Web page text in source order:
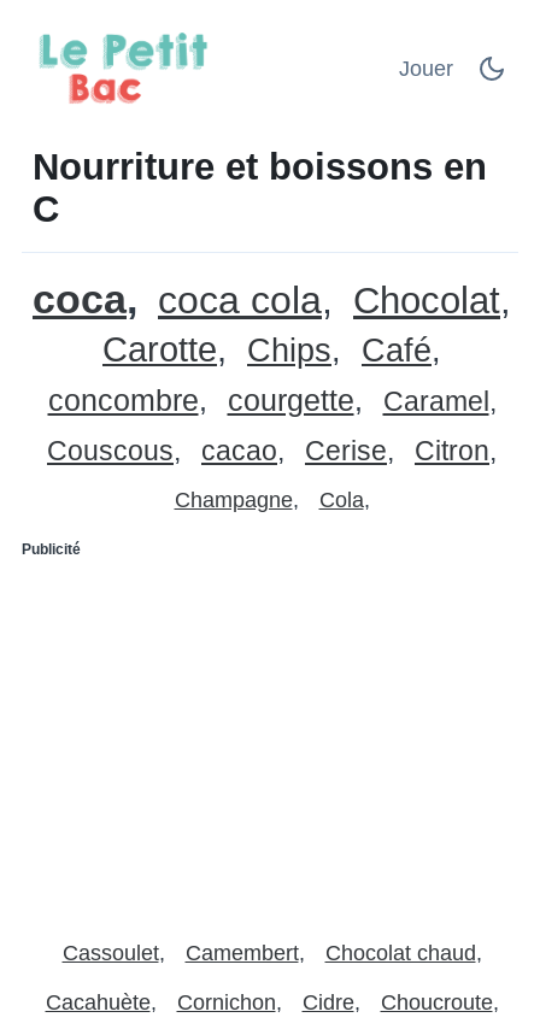
Jouer
Nourriture et boissons en
C
coca coca cola Chocolat
Carotte Chips Café
concombre courgette
Caramel
Couscous
cacao Cerise Citron
Champagne Cola
Publicité
Cassoulet Camembert Chocolat chaud
Cacahuète Cornichon Cidre Choucroute